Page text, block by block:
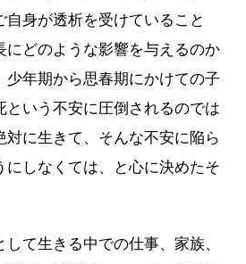
自身が透析を受けていること
にどのような影響を与えるのか
少年期から思春期にかけての子
という不安に圧倒されるのでは
対に生きて、そんな不安に陥ら
にしなくては、と心に決めたそ
て生きる中での仕事、家族、